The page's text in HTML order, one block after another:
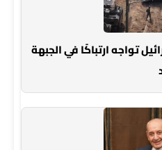
تواجه ارتباكًا في الجبهة